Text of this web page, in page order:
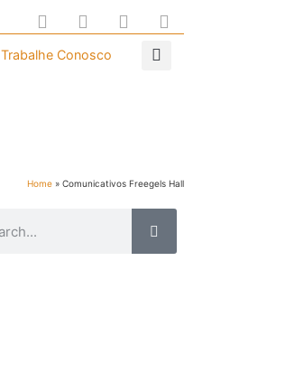
Trabalhe Conosco
Home » Comunicativos Freegels Hall